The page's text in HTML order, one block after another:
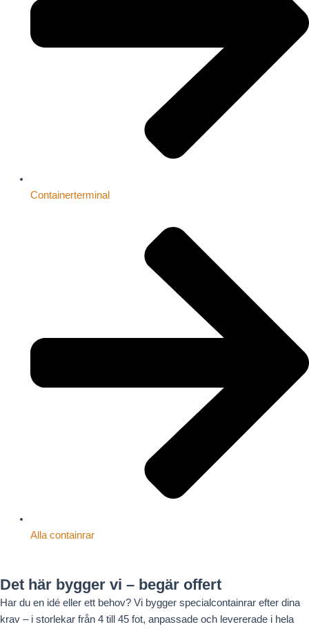
Containerterminal
Alla containrar
Det här bygger vi – begär offert
Har du en idé eller ett behov? Vi bygger specialcontainrar efter dina
krav – i storlekar från 4 till 45 fot, anpassade och levererade i hela